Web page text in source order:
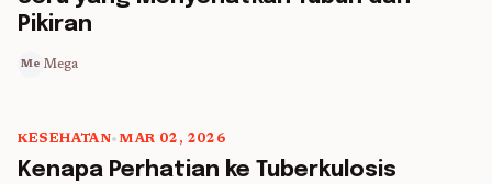
Pikiran
Me Mega
5 min read
KESEHATAN•MAR 02, 2026
Kenapa Perhatian ke Tuberkulosis